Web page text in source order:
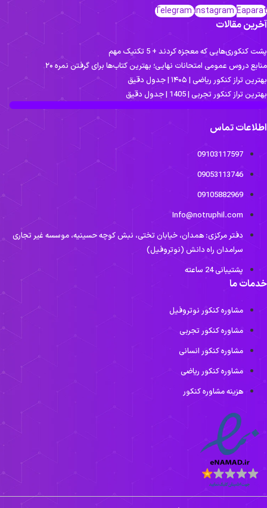
TelegramInstagram
مقالات
کنکوری‌هایی که معجزه کردند + 5 تکنیک مهم
دروس عمومی امتحانات نهایی؛ بهترین کتاب‌ها برای گرفتن نمره ۲۰
تراز کنکور ریاضی | ۱۴۰۵ | جدول دقیق
تراز کنکور تجربی | 1405 | جدول دقیق
تماس
09103117597
09053113746
09105882969
Info@notruphil.com
دفتر مرکزی: همدان، خیابان تختی، نبش کوچه حسینیه، موسسه غیر تجاری
سرامدان راه دانش (نوتروفیل)
پشتیبانی 24 ساعته
ما
مشاوره کنکور نوتروفیل
مشاوره کنکور تجربی
مشاوره کنکور انسانی
مشاوره کنکور ریاضی
هزینه مشاوره کنکور